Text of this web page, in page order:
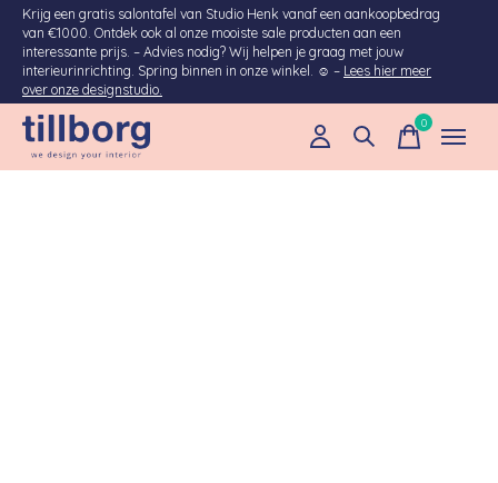
Krijg een gratis salontafel van Studio Henk vanaf een aankoopbedrag
van €1000. Ontdek ook al onze mooiste sale producten aan een
interessante prijs. – Advies nodig? Wij helpen je graag met jouw
interieurinrichting. Spring binnen in onze winkel. ☺ – Lees hier meer
over onze designstudio.
0items